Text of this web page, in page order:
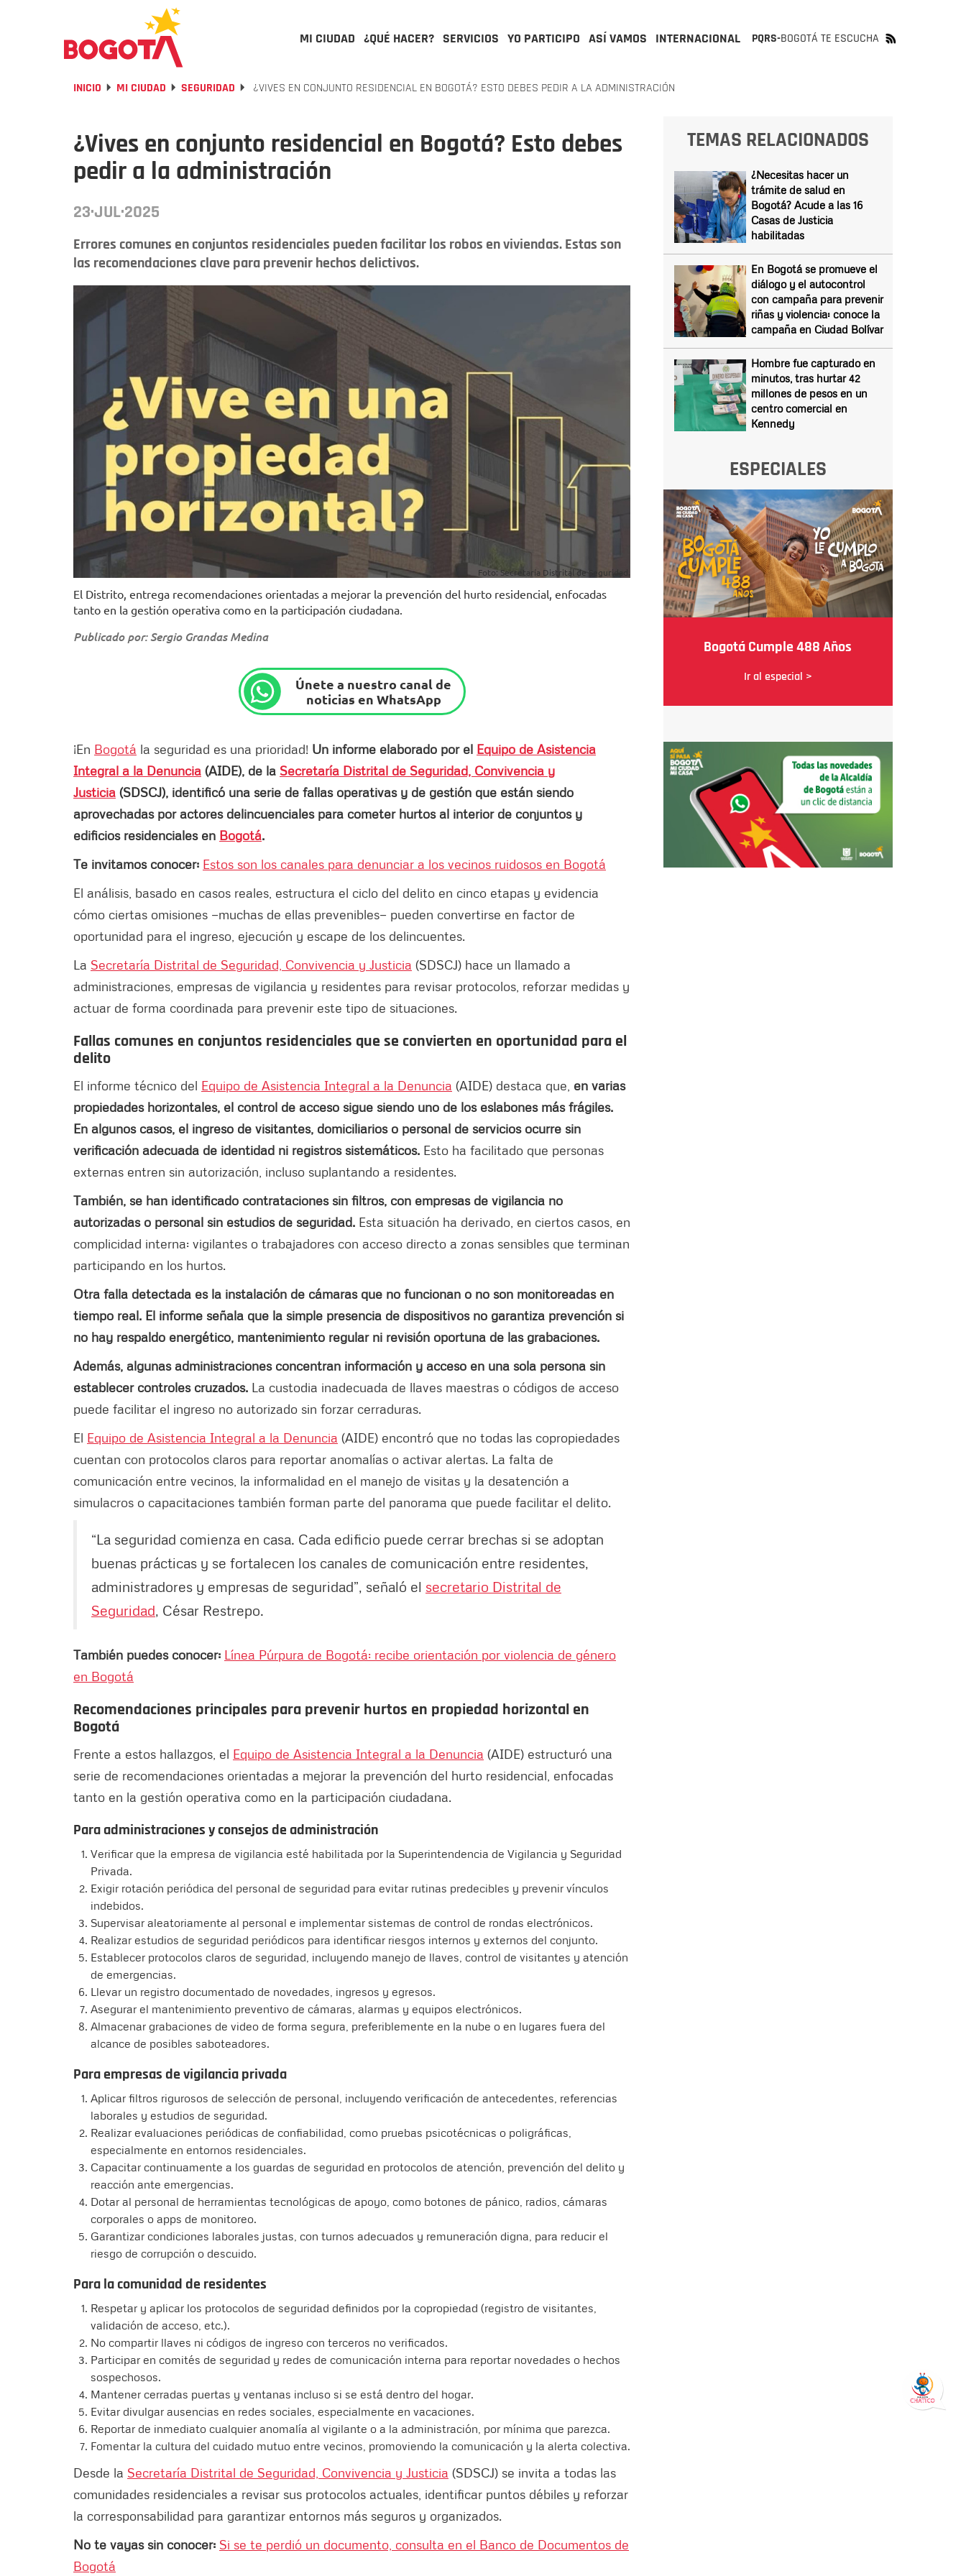
MI CIUDAD ¿QUÉ HACER? SERVICIOS YO PARTICIPO ASÍ VAMOS INTERNACIONAL PQRS-BOGOTÁ TE ESCUCHA
INICIO MI CIUDAD SEGURIDAD ¿VIVES EN CONJUNTO RESIDENCIAL EN BOGOTÁ? ESTO DEBES PEDIR A LA ADMINISTRACIÓN
¿Vives en conjunto residencial en Bogotá? Esto debes
pedir a la administración
23·JUL·2025
Errores comunes en conjuntos residenciales pueden facilitar los robos en viviendas. Estas son
las recomendaciones clave para prevenir hechos delictivos.
Foto: Secretaría Distrital de Seguridad.
El Distrito, entrega recomendaciones orientadas a mejorar la prevención del hurto residencial, enfocadas
tanto en la gestión operativa como en la participación ciudadana.
Publicado por: Sergio Grandas Medina
Únete a nuestro canal de
noticias en WhatsApp
¡En Bogotá la seguridad es una prioridad! Un informe elaborado por el Equipo de Asistencia
Integral a la Denuncia (AIDE), de la Secretaría Distrital de Seguridad, Convivencia y
Justicia (SDSCJ), identificó una serie de fallas operativas y de gestión que están siendo
aprovechadas por actores delincuenciales para cometer hurtos al interior de conjuntos y
edificios residenciales en Bogotá.
Te invitamos conocer: Estos son los canales para denunciar a los vecinos ruidosos en Bogotá
El análisis, basado en casos reales, estructura el ciclo del delito en cinco etapas y evidencia
cómo ciertas omisiones —muchas de ellas prevenibles— pueden convertirse en factor de
oportunidad para el ingreso, ejecución y escape de los delincuentes.
La Secretaría Distrital de Seguridad, Convivencia y Justicia (SDSCJ) hace un llamado a
administraciones, empresas de vigilancia y residentes para revisar protocolos, reforzar medidas y
actuar de forma coordinada para prevenir este tipo de situaciones.
Fallas comunes en conjuntos residenciales que se convierten en oportunidad para el
delito
El informe técnico del Equipo de Asistencia Integral a la Denuncia (AIDE) destaca que, en varias
propiedades horizontales, el control de acceso sigue siendo uno de los eslabones más frágiles.
En algunos casos, el ingreso de visitantes, domiciliarios o personal de servicios ocurre sin
verificación adecuada de identidad ni registros sistemáticos. Esto ha facilitado que personas
externas entren sin autorización, incluso suplantando a residentes.
También, se han identificado contrataciones sin filtros, con empresas de vigilancia no
autorizadas o personal sin estudios de seguridad. Esta situación ha derivado, en ciertos casos, en
complicidad interna: vigilantes o trabajadores con acceso directo a zonas sensibles que terminan
participando en los hurtos.
Otra falla detectada es la instalación de cámaras que no funcionan o no son monitoreadas en
tiempo real. El informe señala que la simple presencia de dispositivos no garantiza prevención si
no hay respaldo energético, mantenimiento regular ni revisión oportuna de las grabaciones.
Además, algunas administraciones concentran información y acceso en una sola persona sin
establecer controles cruzados. La custodia inadecuada de llaves maestras o códigos de acceso
puede facilitar el ingreso no autorizado sin forzar cerraduras.
El Equipo de Asistencia Integral a la Denuncia (AIDE) encontró que no todas las copropiedades
cuentan con protocolos claros para reportar anomalías o activar alertas. La falta de
comunicación entre vecinos, la informalidad en el manejo de visitas y la desatención a
simulacros o capacitaciones también forman parte del panorama que puede facilitar el delito.
“La seguridad comienza en casa. Cada edificio puede cerrar brechas si se adoptan
buenas prácticas y se fortalecen los canales de comunicación entre residentes,
administradores y empresas de seguridad”, señaló el secretario Distrital de
Seguridad , César Restrepo.
También puedes conocer: Línea Púrpura de Bogotá: recibe orientación por violencia de género
en Bogotá
Recomendaciones principales para prevenir hurtos en propiedad horizontal en
Bogotá
Frente a estos hallazgos, el Equipo de Asistencia Integral a la Denuncia (AIDE) estructuró una
serie de recomendaciones orientadas a mejorar la prevención del hurto residencial, enfocadas
tanto en la gestión operativa como en la participación ciudadana.
Para administraciones y consejos de administración
Verificar que la empresa de vigilancia esté habilitada por la Superintendencia de Vigilancia y Seguridad
Privada.
Exigir rotación periódica del personal de seguridad para evitar rutinas predecibles y prevenir vínculos
indebidos.
Supervisar aleatoriamente al personal e implementar sistemas de control de rondas electrónicos.
Realizar estudios de seguridad periódicos para identificar riesgos internos y externos del conjunto.
Establecer protocolos claros de seguridad, incluyendo manejo de llaves, control de visitantes y atención
de emergencias.
Llevar un registro documentado de novedades, ingresos y egresos.
Asegurar el mantenimiento preventivo de cámaras, alarmas y equipos electrónicos.
Almacenar grabaciones de video de forma segura, preferiblemente en la nube o en lugares fuera del
alcance de posibles saboteadores.
Para empresas de vigilancia privada
Aplicar filtros rigurosos de selección de personal, incluyendo verificación de antecedentes, referencias
laborales y estudios de seguridad.
Realizar evaluaciones periódicas de confiabilidad, como pruebas psicotécnicas o poligráficas,
especialmente en entornos residenciales.
Capacitar continuamente a los guardas de seguridad en protocolos de atención, prevención del delito y
reacción ante emergencias.
Dotar al personal de herramientas tecnológicas de apoyo, como botones de pánico, radios, cámaras
corporales o apps de monitoreo.
Garantizar condiciones laborales justas, con turnos adecuados y remuneración digna, para reducir el
riesgo de corrupción o descuido.
Para la comunidad de residentes
Respetar y aplicar los protocolos de seguridad definidos por la copropiedad (registro de visitantes,
validación de acceso, etc.).
No compartir llaves ni códigos de ingreso con terceros no verificados.
Participar en comités de seguridad y redes de comunicación interna para reportar novedades o hechos
sospechosos.
Mantener cerradas puertas y ventanas incluso si se está dentro del hogar.
Evitar divulgar ausencias en redes sociales, especialmente en vacaciones.
Reportar de inmediato cualquier anomalía al vigilante o a la administración, por mínima que parezca.
Fomentar la cultura del cuidado mutuo entre vecinos, promoviendo la comunicación y la alerta colectiva.
Desde la Secretaría Distrital de Seguridad, Convivencia y Justicia (SDSCJ) se invita a todas las
comunidades residenciales a revisar sus protocolos actuales, identificar puntos débiles y reforzar
la corresponsabilidad para garantizar entornos más seguros y organizados.
No te vayas sin conocer: Si se te perdió un documento, consulta en el Banco de Documentos de
Bogotá
TEMAS RELACIONADOS
¿Necesitas hacer un
trámite de salud en
Bogotá? Acude a las 16
Casas de Justicia
habilitadas
En Bogotá se promueve el
diálogo y el autocontrol
con campaña para prevenir
riñas y violencia: conoce la
campaña en Ciudad Bolívar
Hombre fue capturado en
minutos, tras hurtar 42
millones de pesos en un
centro comercial en
Kennedy
ESPECIALES
Bogotá Cumple 488 Años
Ir al especial >